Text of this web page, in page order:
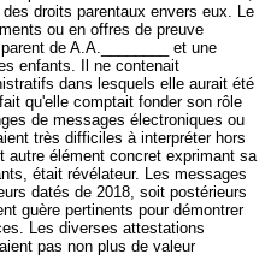
droits parentaux envers eux. Le
ou en offres de preuve
de A.A.________ et une
enfants. Il ne contenait
dans lesquels elle aurait été
qu'elle comptait fonder son rôle
de messages électroniques ou
très difficiles à interpréter hors
autre élément concret exprimant sa
était révélateur. Les messages
datés de 2018, soit postérieurs
guère pertinents pour démontrer
Les diverses attestations
pas non plus de valeur